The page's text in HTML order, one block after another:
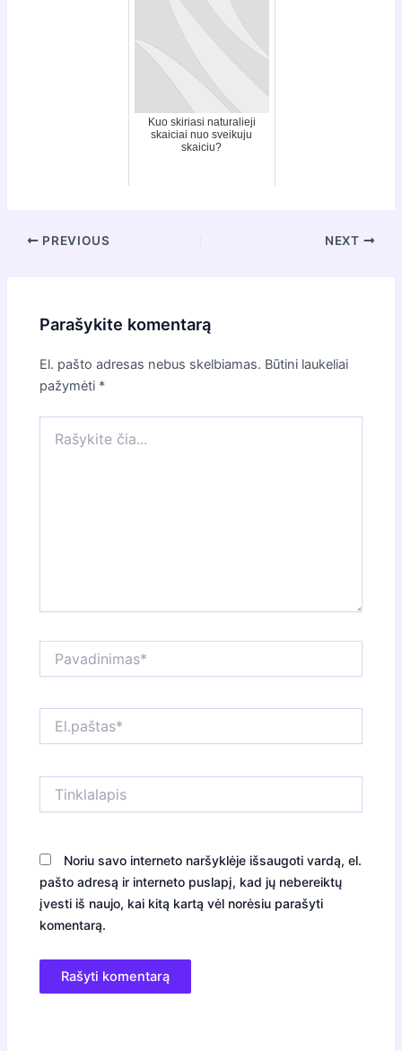
Kuo skiriasi naturalieji
skaiciai nuo sveikuju
skaiciu?
Post
PREVIOUS NEXT
Parašykite komentarą
El. pašto adresas nebus skelbiamas. Būtini laukeliai
pažymėti *
čia...
Noriu savo interneto naršyklėje išsaugoti vardą, el.
pašto adresą ir interneto puslapį, kad jų nebereiktų
įvesti iš naujo, kai kitą kartą vėl norėsiu parašyti
komentarą.